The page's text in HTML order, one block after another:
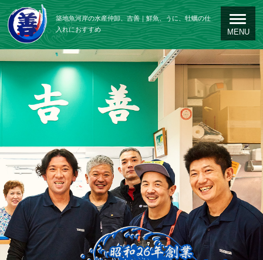
築地魚河岸の水産仲卸、吉善｜鮮魚、うに、牡蠣の仕
入れにおすすめ